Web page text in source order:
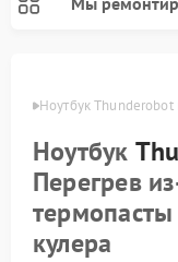
Ноутбук Thunderobot
Ноутбук
Перегрев
кулера